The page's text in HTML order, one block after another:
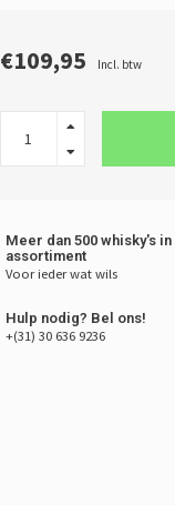
€109,95 Incl. btw
Meer dan 500 whisky's in
assortiment
Voor ieder wat wils
Hulp nodig? Bel ons!
+(31) 30 636 9236